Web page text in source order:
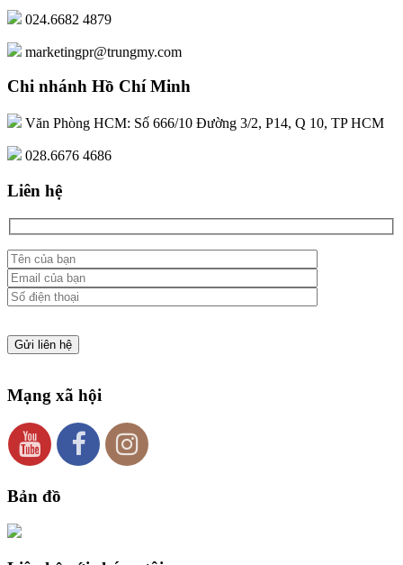
024.6682 4879
marketingpr@trungmy.com
Chi nhánh Hồ Chí Minh
Văn Phòng HCM: Số 666/10 Đường 3/2, P14, Q 10, TP HCM
028.6676 4686
Liên hệ
Mạng xã hội
Bản đồ